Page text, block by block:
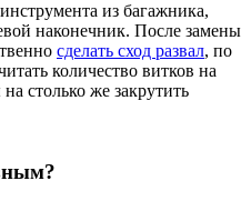
из багажника,
наконечник. После замены
сделать сход развал, по
количество витков на
столько же закрутить